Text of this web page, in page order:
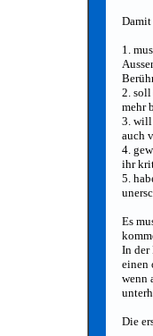
Damit
1.
2. soll
mehr
3. will
auch
4.
ihr
5.
Es
In der
einen
wenn
Die